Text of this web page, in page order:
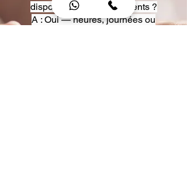
disposition pour événements ?
A : Oui — heures, journées ou